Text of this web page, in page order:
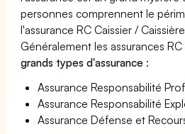
personnes comprennent le
l'assurance RC Caissier /
Généralement les assurances
grands types d'assurance :
Assurance Responsabilité
Assurance Responsabilité
Assurance Défense et